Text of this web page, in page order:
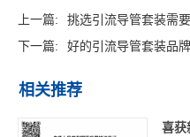
上一篇:
挑选引流导管套装需
下一篇:
好的引流导管套装品
相关推荐
喜获